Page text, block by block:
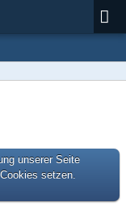
unserer Seite
setzen.